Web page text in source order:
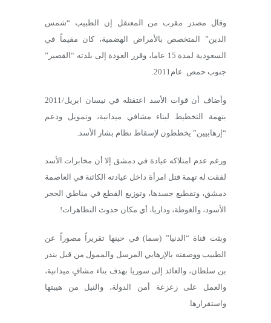
وقال مصدر مقرب من المعتقل إن الطبيب “شمس
الدين” المتخصص بالأمراض الهضمية، كان مقيماً في
السعودية لمدة 15 عاما، وقرر العودة إلى بلدته “القصير”
جنوب حمص عام2011.
وأضاف أن قوات الأسد اعتقتله في نيسان ابريل/2011
بتهمة التخطيط لبناء مشافي ميدانية، وتمويل ودعم
“إرهابيين” يخططون لإسقاط نظام بشار الأسد.
ورغم عدم امتلاكه عيادة في دمشق إلا أن مخابرات الأسد
لفقت له تهمة قتل امرأة داخل عيادته الكائنة في العاصمة
دمشق، وتقطيع جسدها، وتوزيع القطع في مناطق الحجر
الأسود، والغوطة، وداريا، أي مكان حدوث التظاهرات!.
وبثت قناة “الدنيا” (سما) في حينها تقريراً مصوراً عن
الطبيب ووصفته بالإرهابي المرسل والممول من قبل بندر
بن سلطان، والعائد إلى سوريا بهدف بناء مشافٍ ميدانية،
والعمل على زعزعة أمن الدولة، والنيل من هيبتها
واستقرارها.